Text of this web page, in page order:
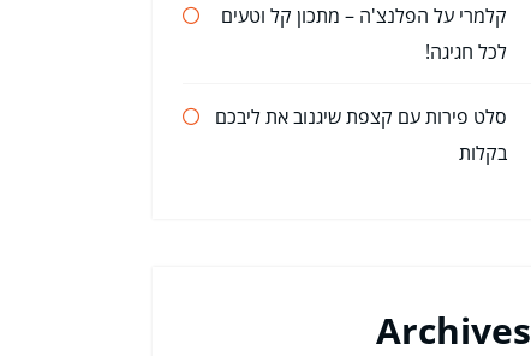
קלמרי על הפלנצ'ה – מתכון קל וטעים
לכל חגיגה!
סלט פירות עם קצפת שיגנוב את ליבכם
בקלות
Archives